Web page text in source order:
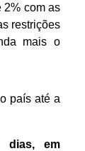
2% com as
restrições
mais o
país até a
dias,
em